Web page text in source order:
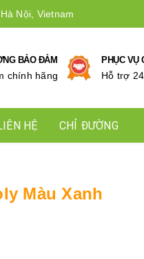
Nội, Vietnam
BẢO ĐẢM
chính hãng
PHỤC VỤ
Hỗ trợ
HỆ CHỈ ĐƯỜNG
Màu Xanh